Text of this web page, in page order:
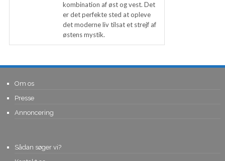
kombination af øst og vest. Det
er det perfekte sted at opleve
det moderne liv tilsat et strejf af
østens mystik.
Om os
Presse
Annoncering
Sådan søger vi?